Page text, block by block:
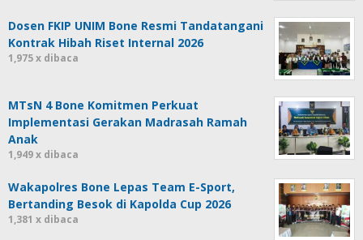
Dosen FKIP UNIM Bone Resmi Tandatangani
Kontrak Hibah Riset Internal 2026
1,975 x dibaca
MTsN 4 Bone Komitmen Perkuat
Implementasi Gerakan Madrasah Ramah
Anak
1,949 x dibaca
Wakapolres Bone Lepas Team E-Sport,
Bertanding Besok di Kapolda Cup 2026
1,381 x dibaca